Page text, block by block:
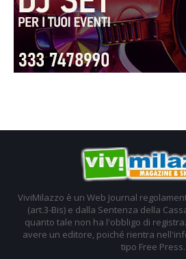
ViviMilazzo è un Web Journal
(art.3-Bis) e dalla Sentenza della
quanto tale non ha l'obbligo di
avere un editore, poiché rientra
tipo Free Press.